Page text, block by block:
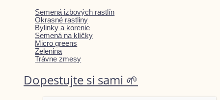
Semená izbových rastlín
Okrasné rastliny
Bylinky a korenie
Semená na klíčky
Micro greens
Zelenina
Trávne zmesy
Dopestujte si sami 🌱